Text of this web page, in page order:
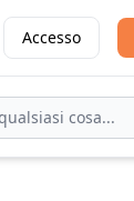
Accesso